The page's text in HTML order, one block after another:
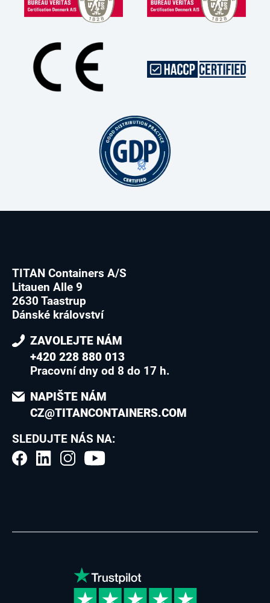
TITAN Containers A/S
Litauen Alle 9
2630 Taastrup
Dánské království
ZAVOLEJTE NÁM
+420 228 880 013
Pracovní dny od 8 do 17 h.
NAPIŠTE NÁM
CZ@TITANCONTAINERS.COM
SLEDUJTE NÁS NA: